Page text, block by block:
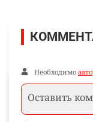
Необходимо